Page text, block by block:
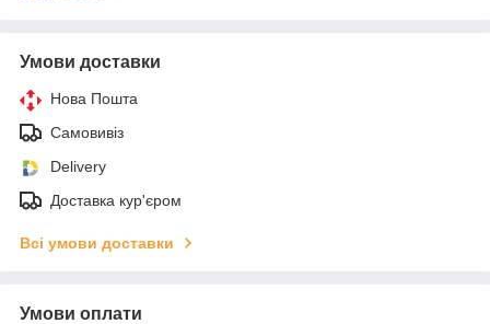
Умови доставки
Нова Пошта
Самовивіз
Delivery
Доставка кур'єром
Всі умови доставки
Умови оплати